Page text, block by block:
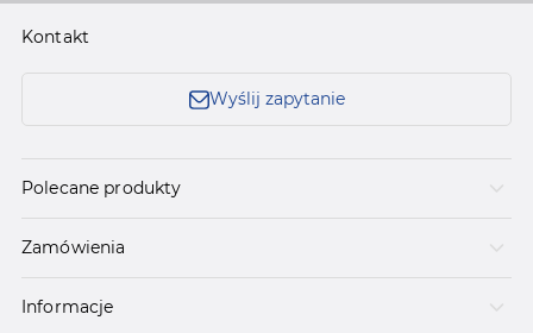
Kontakt
Wyślij zapytanie
Polecane produkty
Zamówienia
Informacje